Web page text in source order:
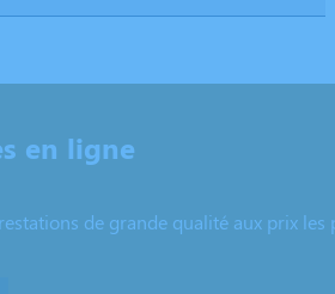
en ligne
de grande qualité aux prix les